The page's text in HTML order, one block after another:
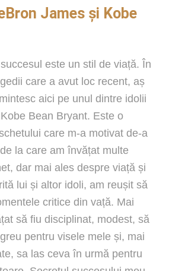
James și Kobe
este un stil de viață. În
care a avut loc recent, aș
aici pe unul dintre idolii
Bean Bryant. Este o
care m-a motivat de-a
la care am învățat multe
dar mai ales despre viață și
lui și altor idoli, am reușit să
critice din vață. Mai
să fiu disciplinat, modest, să
pentru visele mele și, mai
sa las ceva în urmă pentru